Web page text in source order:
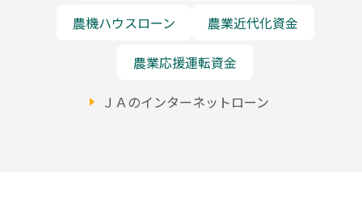
農機ハウスローン 農業近代化資金
農業応援運転資金
ＪＡのインターネットローン